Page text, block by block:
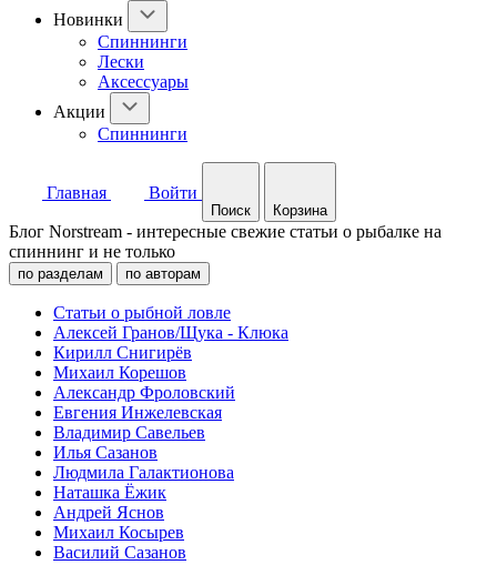
Новинки
Спиннинги
Лески
Аксессуары
Акции
Спиннинги
Главная Войти
Поиск Корзина
Блог Norstream - интересные свежие статьи о рыбалке на
спиннинг и не только
по разделам по авторам
Статьи о рыбной ловле
Алексей Гранов/Щука - Клюка
Кирилл Снигирёв
Михаил Корешов
Александр Фроловский
Евгения Инжелевская
Владимир Савельев
Илья Сазанов
Людмила Галактионова
Наташка Ёжик
Андрей Яснов
Михаил Косырев
Василий Сазанов